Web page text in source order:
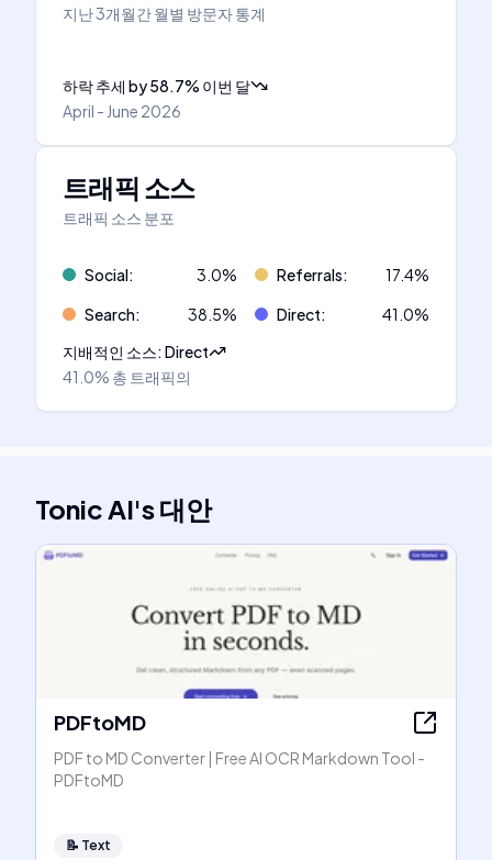
지난 3개월간 월별 방문자 통계
하락 추세 by58.7% 이번 달
April - June 2026
트래픽 소스
트래픽 소스 분포
Social: 3.0% Referrals: 17.4%
Search: 38.5% Direct: 41.0%
지배적인 소스:Direct
41.0% 총 트래픽의
Tonic AI's대안
PDFtoMD
PDF to MD Converter | Free AI OCR Markdown Tool -
PDFtoMD
📝 Text